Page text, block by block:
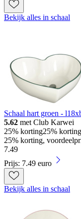
Bekijk alles in schaal
Schaal hart groen -
5.62 met Club Karwei
25% korting25% korting
25% korting,
7.49
Prijs: 7.49 euro
Bekijk alles in schaal